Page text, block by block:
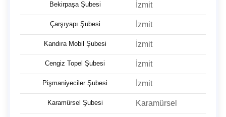
Bekirpaşa Şubesi İzmit
Çarşıyapı Şubesi İzmit
Kandıra Mobil Şubesi İzmit
Cengiz Topel Şubesi İzmit
Pişmaniyeciler Şubesi İzmit
Karamürsel Şubesi Karamürsel